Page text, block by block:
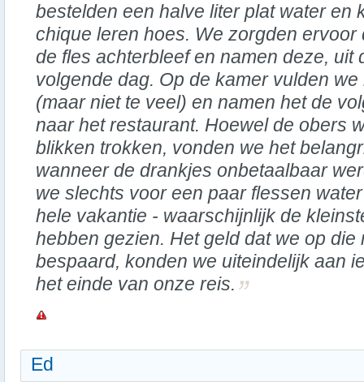
bestelden een halve liter plat water en
chique leren hoes. We zorgden ervoor
de fles achterbleef en namen deze, uit
volgende dag. Op de kamer vulden
(maar niet te veel) en namen het de
naar het restaurant. Hoewel de obers
blikken trokken, vonden we het
wanneer de drankjes onbetaalbaar
we slechts voor een paar flessen
hele vakantie - waarschijnlijk de
hebben gezien. Het geld dat we op die
bespaard, konden we uiteindelijk aan
het einde van onze reis.
Ed